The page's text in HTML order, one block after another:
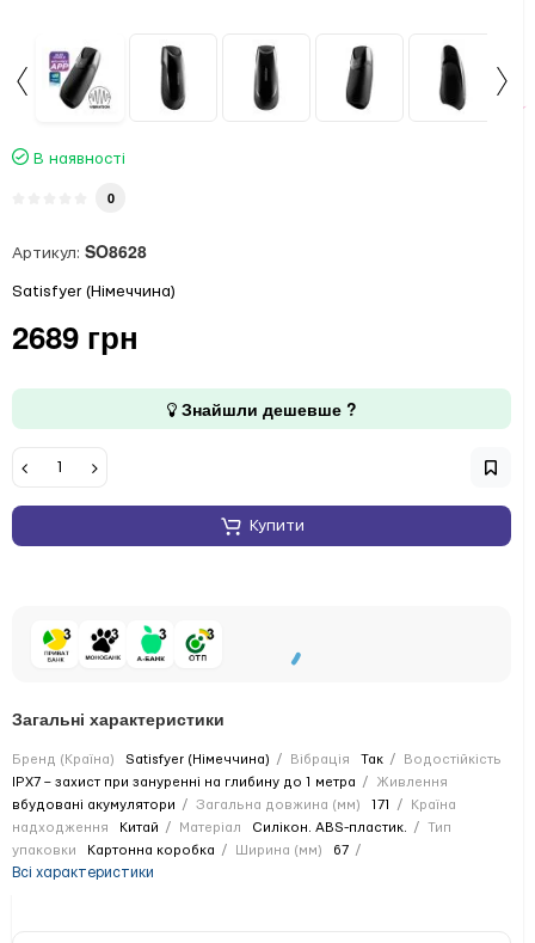
В наявності
0
Артикул: SO8628
Satisfyer (Німеччина)
2689 грн
Знайшли дешевше ?
Купити
Загальні характеристики
Бренд (Країна) Satisfyer (Німеччина) Вібрація Так
Водостійкість
IPX7 – захист при зануренні на глибину до 1 метра
Живлення
вбудовані акумулятори
Загальна довжина (мм) 171
Країна
надходження
Китай Матеріал Силікон. ABS-пластик.
Тип
упаковки
Картонна коробка Ширина (мм) 67
Всі характеристики